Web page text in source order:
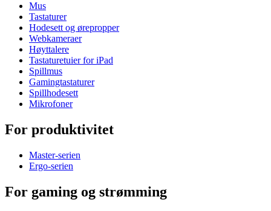
Mus
Tastaturer
Hodesett og ørepropper
Webkameraer
Høyttalere
Tastaturetuier for iPad
Spillmus
Gamingtastaturer
Spillhodesett
Mikrofoner
For produktivitet
Master-serien
Ergo-serien
For gaming og strømming